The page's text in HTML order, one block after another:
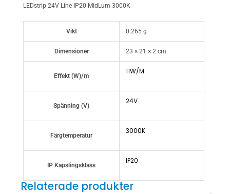
LEDstrip 24V Line IP20 MidLum 3000K
Vikt 0.265 g
Dimensioner 23 × 21 × 2 cm
Effekt (W)/m
11W/M
Spänning (V)
24V
Färgtemperatur
3000K
IP Kapslingsklass
IP20
Relaterade produkter